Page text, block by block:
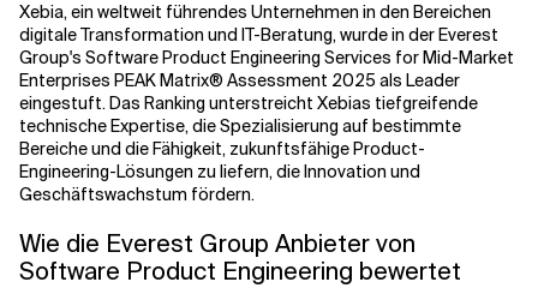
Xebia, ein weltweit führendes Unternehmen in den Bereichen
digitale Transformation und IT-Beratung, wurde in der Everest
Group's Software Product Engineering Services for Mid-Market
Enterprises PEAK Matrix® Assessment 2025 als Leader
eingestuft. Das Ranking unterstreicht Xebias tiefgreifende
technische Expertise, die Spezialisierung auf bestimmte
Bereiche und die Fähigkeit, zukunftsfähige Product-
Engineering-Lösungen zu liefern, die Innovation und
Geschäftswachstum fördern.
Wie die Everest Group Anbieter von
Software Product Engineering bewertet